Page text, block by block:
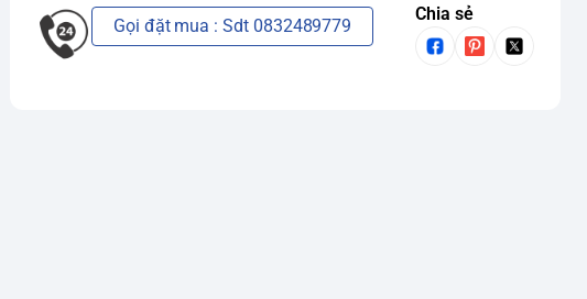
Gọi đặt mua : Sdt 0832489779
Chia sẻ